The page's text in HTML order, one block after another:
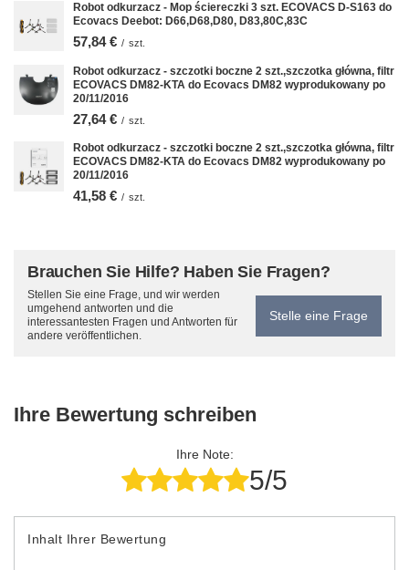
Robot odkurzacz - Mop ściereczki 3 szt. ECOVACS D-S163 do
Ecovacs Deebot: D66,D68,D80, D83,80C,83C
57,84 € / szt.
Robot odkurzacz - szczotki boczne 2 szt.,szczotka główna, filtr
ECOVACS DM82-KTA do Ecovacs DM82 wyprodukowany po
20/11/2016
27,64 € / szt.
Robot odkurzacz - szczotki boczne 2 szt.,szczotka główna, filtr
ECOVACS DM82-KTA do Ecovacs DM82 wyprodukowany po
20/11/2016
41,58 € / szt.
Brauchen Sie Hilfe? Haben Sie Fragen?
Stellen Sie eine Frage, und wir werden
umgehend antworten und die
interessantesten Fragen und Antworten für
andere veröffentlichen.
Stelle eine Frage
Ihre Bewertung schreiben
Ihre Note:
5/5
Inhalt Ihrer Bewertung